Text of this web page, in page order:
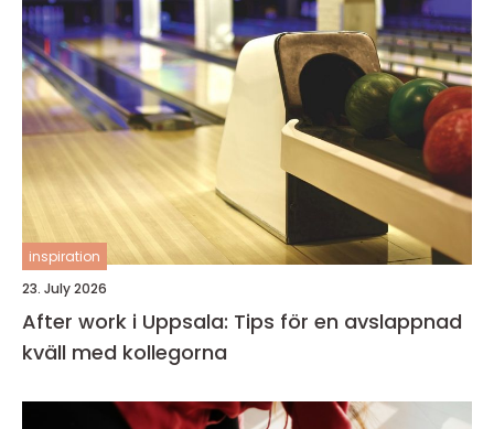
inspiration
23. July 2026
After work i Uppsala: Tips för en avslappnad
kväll med kollegorna